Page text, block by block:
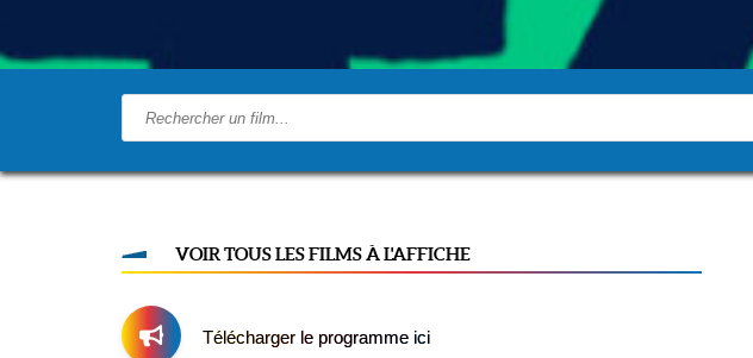
VOIR TOUS LES FILMS À L'AFFICHE
Télécharger le programme ici